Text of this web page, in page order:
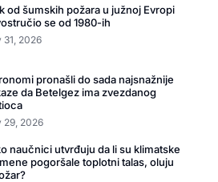
od šumskih požara u južnoj Evropi
se od 1980-ih
31, 2026
pronašli do sada najsnažnije
da Betelgez ima zvezdanog
29, 2026
naučnici utvrđuju da li su klimatske
pogoršale toplotni talas, oluju